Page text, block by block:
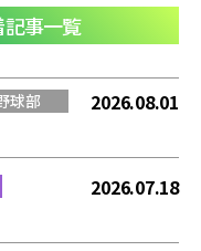
事一覧
球部
2026.08.01
2026.07.18